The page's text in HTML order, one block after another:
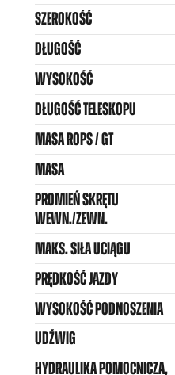
SZEROKOŚĆ
DŁUGOŚĆ
WYSOKOŚĆ
DŁUGOŚĆ TELESKOPU
MASA ROPS / GT
MASA
PROMIEŃ SKRĘTU
WEWN./ZEWN.
MAKS. SIŁA UCIĄGU
PRĘDKOŚĆ JAZDY
WYSOKOŚĆ PODNOSZENIA
UDŹWIG
HYDRAULIKA POMOCNICZA,